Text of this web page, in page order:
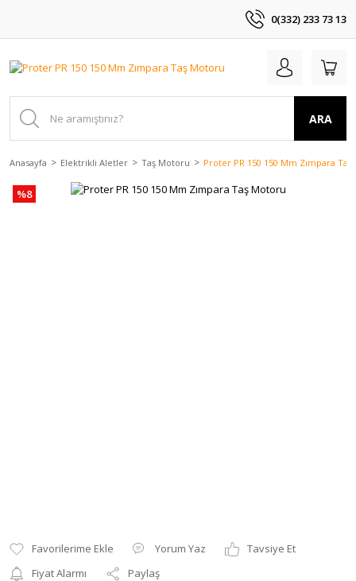
0(332) 233 73 13
ARA
Anasayfa Elektrikli Aletler Taş Motoru Proter PR 150 150 Mm Zımpara
%8
Yorum Yaz
Tavsiye Et
Fiyat Alarmı
Paylaş